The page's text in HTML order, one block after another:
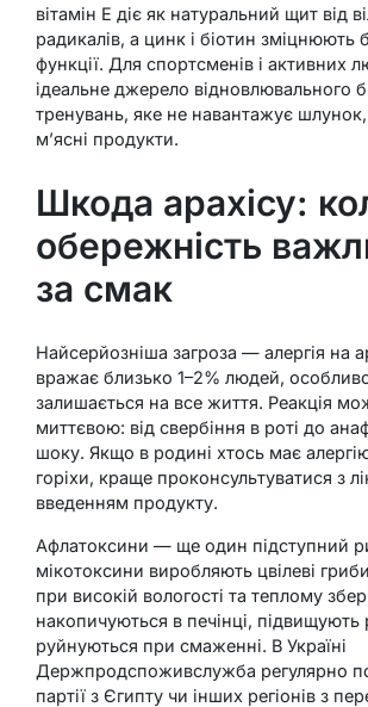
вітамін Е діє як натуральний щит від
радикалів, а цинк і біотин зміцнюють
функції. Для спортсменів і активних
ідеальне джерело відновлювального
тренувань, яке не навантажує шлунок,
м’ясні продукти.
Шкода арахісу:
обережність
за смак
Найсерйозніша загроза — алергія на
вражає близько 1–2% людей, особливо
залишається на все життя. Реакція
миттєвою: від свербіння в роті до
шоку. Якщо в родині хтось має
горіхи, краще проконсультуватися з
введенням продукту.
Афлатоксини — ще один підступний
мікотоксини виробляють цвілеві
при високій вологості та теплому
накопичуються в печінці, підвищують
руйнуються при смаженні. В Україні
Держпродспоживслужба регулярно
партії з Єгипту чи інших регіонів з